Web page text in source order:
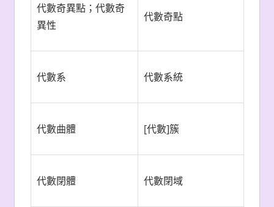
代數奇異點；代數奇
異性
代數奇點
代數系 代數系統
代數曲體 [代數]簇
代數閉體 代數閉域